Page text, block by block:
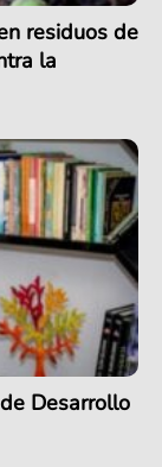
residuos de
la
Desarrollo